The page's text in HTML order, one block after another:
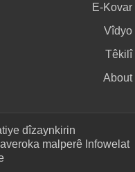
E-Kovar
Vîdyo
Têkilî
About
dîzaynkirin
malperê Infowelat